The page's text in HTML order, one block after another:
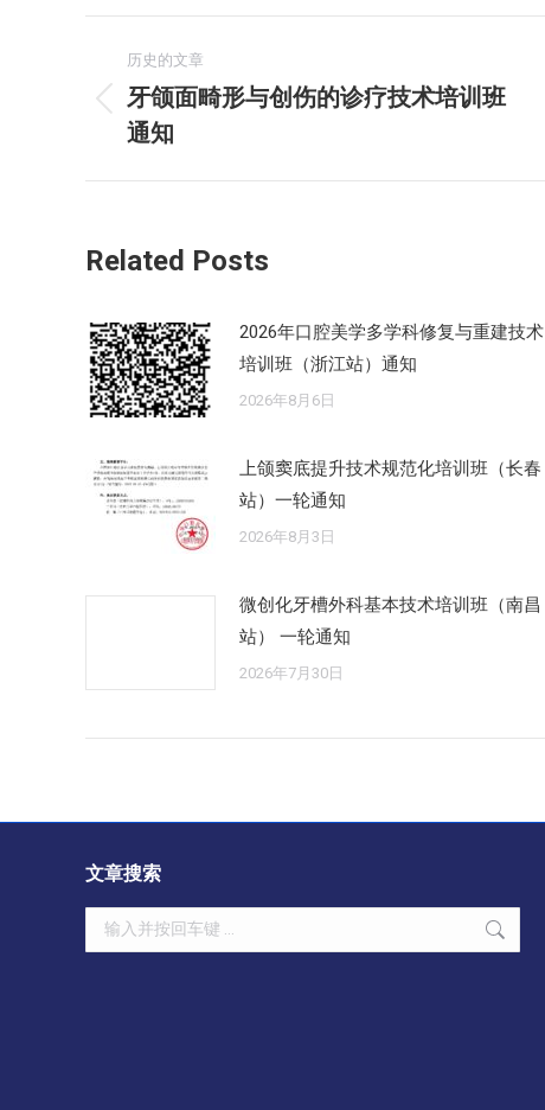
章
航
历史的文章
历
史
的
牙颌面畸形与创伤的诊疗技术培训班
通知
Related Posts
2026年口腔美学多学科修复与重建技术
培训班（浙江站）通知
2026年8月6日
上颌窦底提升技术规范化培训班（长春
站）一轮通知
2026年8月3日
微创化牙槽外科基本技术培训班（南昌
站） 一轮通知
2026年7月30日
文章搜索
Search: